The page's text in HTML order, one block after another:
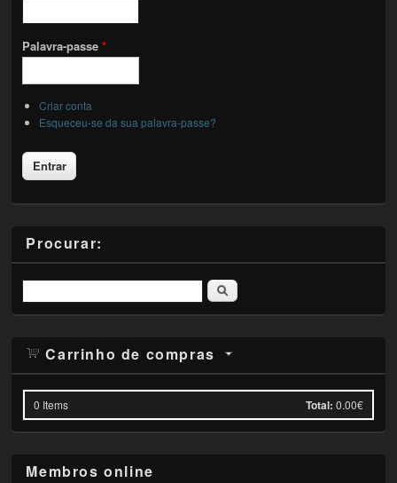
Palavra-passe*
Criar conta
Esqueceu-se da sua palavra-passe?
Procurar:
Pesquisar
Carrinho de compras
0 Items Total: 0.00€
Membros online